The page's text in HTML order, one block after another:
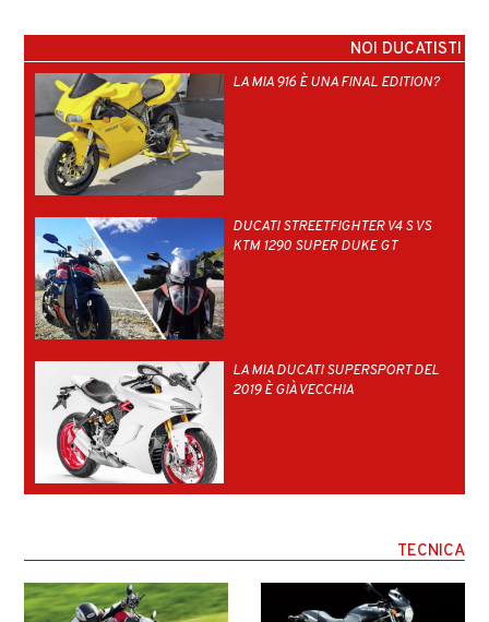
NOI DUCATISTI
LA MIA 916 È UNA FINAL EDITION?
DUCATI STREETFIGHTER V4 S VS
KTM 1290 SUPER DUKE GT
LA MIA DUCATI SUPERSPORT DEL
2019 È GIÀ VECCHIA
TECNICA